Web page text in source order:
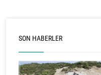
SON HABERLER